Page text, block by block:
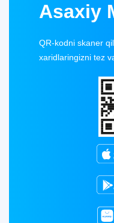
Asaxiy
QR-kodni skaner
xaridlaringizni tez